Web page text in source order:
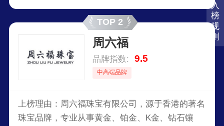
入
榜
规
则
TOP 2
周六福
品牌指数: 9.5
中高端品牌
上榜理由：周六福珠宝有限公司，源于香港的著名
珠宝品牌，专业从事黄金、铂金、K金、钻石镶